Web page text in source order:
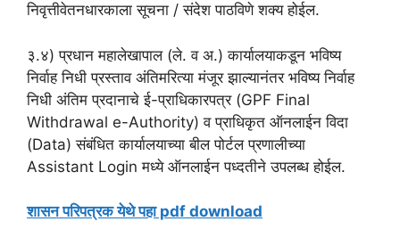
निवृत्तीवेतनधारकाला सूचना / संदेश पाठविणे शक्य होईल.
३.४) प्रधान महालेखापाल (ले. व अ.) कार्यालयाकडून भविष्य
निर्वाह निधी प्रस्ताव अंतिमरित्या मंजूर झाल्यानंतर भविष्य निर्वाह
निधी अंतिम प्रदानाचे ई-प्राधिकारपत्र (GPF Final
Withdrawal e-Authority) व प्राधिकृत ऑनलाईन विदा
(Data) संबंधित कार्यालयाच्या बील पोर्टल प्रणालीच्या
Assistant Login मध्ये ऑनलाईन पध्दतीने उपलब्ध होईल.
शासन परिपत्रक येथे पहा pdf download